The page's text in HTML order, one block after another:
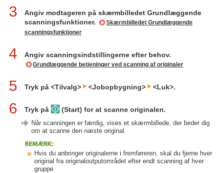
3
Angiv modtageren på skærmbilledet Grundlæggende
scanningsfunktioner.
Skærmbilledet Grundlæggende
scanningsfunktioner
4 Angiv scanningsindstillingerne efter behov.
Grundlæggende betjeninger ved scanning af originaler
5 Tryk på <Tilvalg> <Jobopbygning> <Luk>.
6 Tryk på (Start) for at scanne originalen.
Når scanningen er færdig, vises et skærmbillede, der beder dig
om at scanne den næste original.
Hvis du anbringer originalerne i fremføreren, skal du fjerne hver
original fra originaloutputområdet efter endt scanning af hver
gruppe.